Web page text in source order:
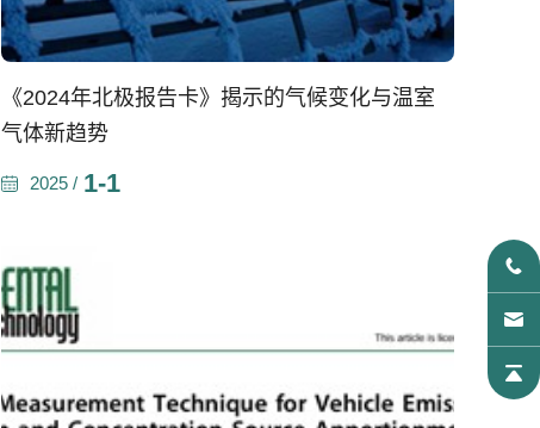
《2024年北极报告卡》揭示的气候变化与温室
气体新趋势
2025 / 1-1